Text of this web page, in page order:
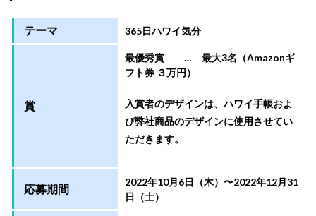
テーマ 365日ハワイ気分
賞
最優秀賞 … 最大3名（Amazonギ
フト券 ３万円）
入賞者のデザインは、ハワイ手帳およ
び弊社商品のデザインに使用させてい
ただきます。
応募期間
2022年10月6日（木）〜2022年12月31
日（土）